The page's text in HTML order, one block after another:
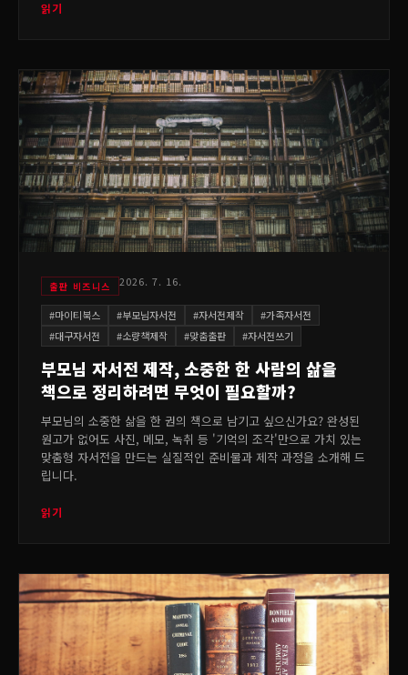
읽기
출판 비즈니스 2026. 7. 16.
#마이티북스 #부모님자서전 #자서전제작 #가족자서전
#대구자서전 #소량책제작 #맞춤출판 #자서전쓰기
부모님 자서전 제작, 소중한 한 사람의 삶을
책으로 정리하려면 무엇이 필요할까?
부모님의 소중한 삶을 한 권의 책으로 남기고 싶으신가요? 완성된
원고가 없어도 사진, 메모, 녹취 등 '기억의 조각'만으로 가치 있는
맞춤형 자서전을 만드는 실질적인 준비물과 제작 과정을 소개해 드
립니다.
읽기